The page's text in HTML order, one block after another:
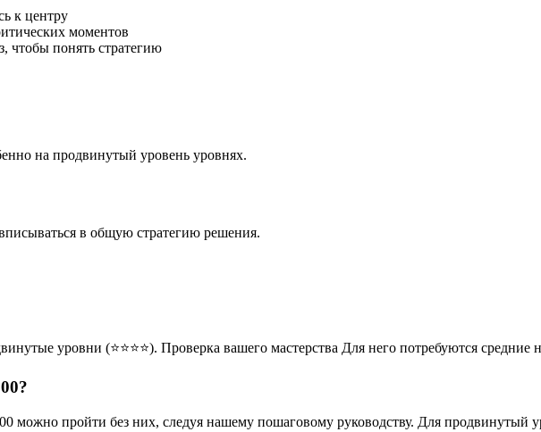
к центру
моментов
чтобы понять стратегию
на продвинутый уровень уровнях.
в общую стратегию решения.
уровни (⭐⭐⭐⭐). Проверка вашего мастерства Для него потребуются
можно пройти без них, следуя нашему пошаговому руководству. Для продвинутый